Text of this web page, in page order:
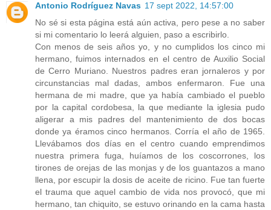
Antonio Rodríguez Navas 17 sept 2022, 14:57:00
No sé si esta página está aún activa, pero pese a no saber
si mi comentario lo leerá alguien, paso a escribirlo.
Con menos de seis años yo, y no cumplidos los cinco mi
hermano, fuimos internados en el centro de Auxilio Social
de Cerro Muriano. Nuestros padres eran jornaleros y por
circunstancias mal dadas, ambos enfermaron. Fue una
hermana de mi madre, que ya había cambiado el pueblo
por la capital cordobesa, la que mediante la iglesia pudo
aligerar a mis padres del mantenimiento de dos bocas
donde ya éramos cinco hermanos. Corría el año de 1965.
Llevábamos dos días en el centro cuando emprendimos
nuestra primera fuga, huíamos de los coscorrones, los
tirones de orejas de las monjas y de los guantazos a mano
llena, por escupir la dosis de aceite de ricino. Fue tan fuerte
el trauma que aquel cambio de vida nos provocó, que mi
hermano, tan chiquito, se estuvo orinando en la cama hasta